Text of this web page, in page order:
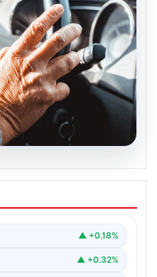
verilecek mi,
emekli
▲ +0.18%
▲ +0.32%